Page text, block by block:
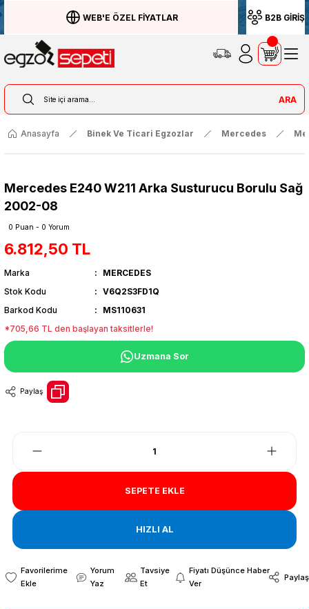
WEB'E ÖZEL FİYATLAR B2B GİRİŞ
ARA
Anasayfa Binek Ve Ticari Egzozlar Mercedes
Mercedes E240 W211 Arka Susturucu Borulu Sağ
2002-08
0 Puan - 0 Yorum
6.812,50 TL
Marka
MERCEDES
Stok Kodu
V6Q2S3FD1Q
Barkod Kodu
MS110631
*705,66 TL den başlayan taksitlerle!
Uzmana Sor
Paylaş
SEPETE EKLE
HIZLI AL
Yorum
Yaz
Tavsiye
Et
Fiyatı Düşünce Haber
Ver
Paylaş